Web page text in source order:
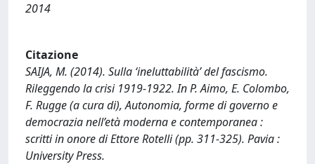
2014
Citazione
SAIJA, M. (2014). Sulla ‘ineluttabilità’ del fascismo.
Rileggendo la crisi 1919-1922. In P. Aimo, E. Colombo,
F. Rugge (a cura di), Autonomia, forme di governo e
democrazia nell’età moderna e contemporanea :
scritti in onore di Ettore Rotelli (pp. 311-325). Pavia :
University Press.